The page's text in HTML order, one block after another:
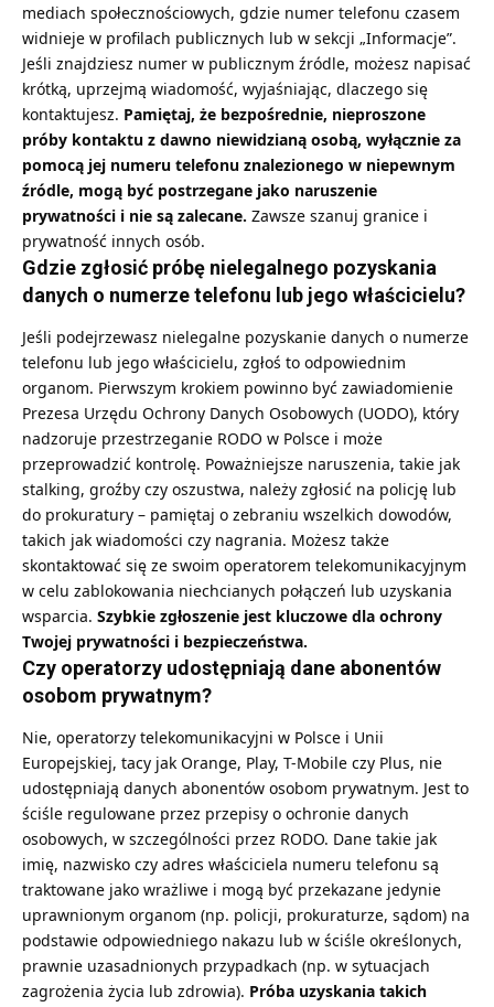
mediach społecznościowych, gdzie numer telefonu czasem
widnieje w profilach publicznych lub w sekcji „Informacje”.
Jeśli znajdziesz numer w publicznym źródle, możesz napisać
krótką, uprzejmą wiadomość, wyjaśniając, dlaczego się
kontaktujesz. Pamiętaj, że bezpośrednie, nieproszone
próby kontaktu z dawno niewidzianą osobą, wyłącznie za
pomocą jej numeru telefonu znalezionego w niepewnym
źródle, mogą być postrzegane jako naruszenie
prywatności i nie są zalecane. Zawsze szanuj granice i
prywatność innych osób.
Gdzie zgłosić próbę nielegalnego pozyskania
danych o numerze telefonu lub jego właścicielu?
Jeśli podejrzewasz nielegalne pozyskanie danych o numerze
telefonu lub jego właścicielu, zgłoś to odpowiednim
organom. Pierwszym krokiem powinno być zawiadomienie
Prezesa Urzędu Ochrony Danych Osobowych (UODO), który
nadzoruje przestrzeganie RODO w Polsce i może
przeprowadzić kontrolę. Poważniejsze naruszenia, takie jak
stalking, groźby czy oszustwa, należy zgłosić na policję lub
do prokuratury – pamiętaj o zebraniu wszelkich dowodów,
takich jak wiadomości czy nagrania. Możesz także
skontaktować się ze swoim operatorem telekomunikacyjnym
w celu zablokowania niechcianych połączeń lub uzyskania
wsparcia. Szybkie zgłoszenie jest kluczowe dla ochrony
Twojej prywatności i bezpieczeństwa.
Czy operatorzy udostępniają dane abonentów
osobom prywatnym?
Nie, operatorzy telekomunikacyjni w Polsce i Unii
Europejskiej, tacy jak Orange, Play, T-Mobile czy Plus, nie
udostępniają danych abonentów osobom prywatnym. Jest to
ściśle regulowane przez przepisy o ochronie danych
osobowych, w szczególności przez RODO. Dane takie jak
imię, nazwisko czy adres właściciela numeru telefonu są
traktowane jako wrażliwe i mogą być przekazane jedynie
uprawnionym organom (np. policji, prokuraturze, sądom) na
podstawie odpowiedniego nakazu lub w ściśle określonych,
prawnie uzasadnionych przypadkach (np. w sytuacjach
zagrożenia życia lub zdrowia). Próba uzyskania takich